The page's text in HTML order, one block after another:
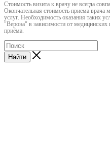
Cтоимость визита к врачу не всегда
Окончательная стоимость приема
услуг. Необходимость оказания таких
"Верона" в зависимости от медицинских
приёма.
Найти